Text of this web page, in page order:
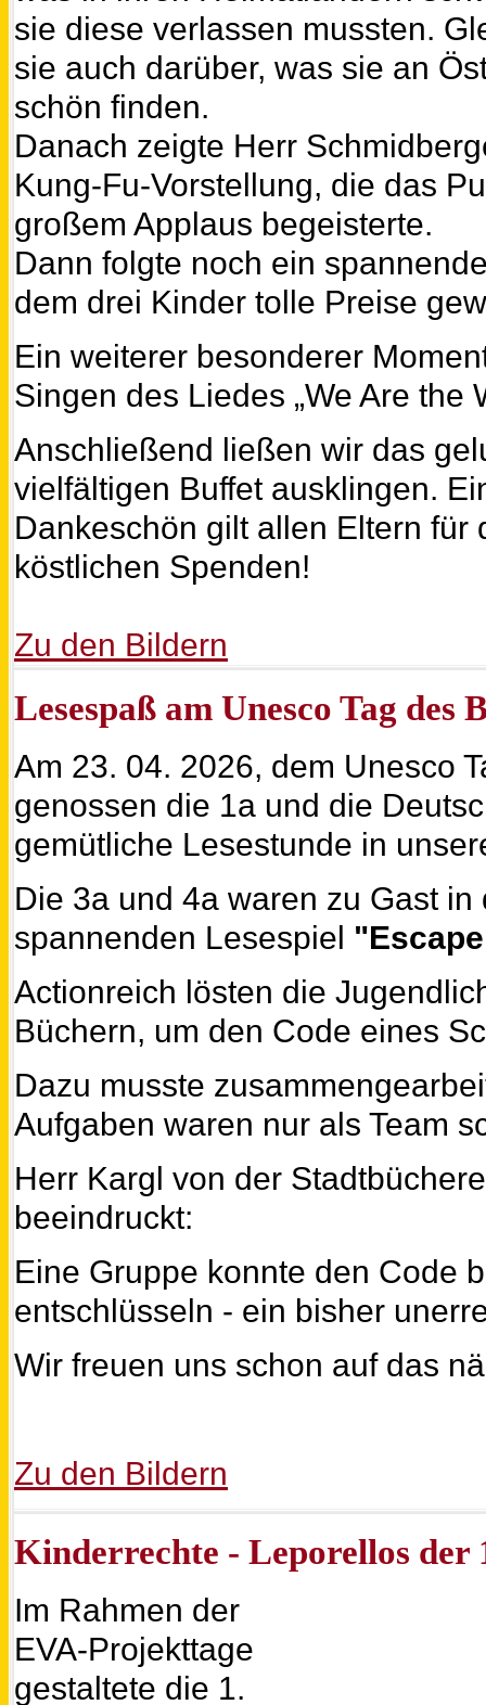
sie diese verlassen mussten.
sie auch darüber, was sie an
schön finden.
Danach zeigte Herr
Kung-Fu-Vorstellung, die das
großem Applaus begeisterte.
Dann folgte noch ein
dem drei Kinder tolle Preise
Ein weiterer besonderer
Singen des Liedes „We Are the
Anschließend ließen wir das
vielfältigen Buffet ausklingen.
Dankeschön gilt allen Eltern für
köstlichen Spenden!
Zu den Bildern
Lesespaß am Unesco Tag des
Am 23. 04. 2026, dem Unesco
genossen die 1a und die
gemütliche Lesestunde in
Die 3a und 4a waren zu Gast
spannenden Lesespiel
Actionreich lösten die
Büchern, um den Code eines
Dazu musste
Aufgaben waren nur als Team
Herr Kargl von der
beeindruckt:
Eine Gruppe konnte den Code
entschlüsseln - ein bisher
Wir freuen uns schon auf das
Zu den Bildern
Kinderrechte - Leporellos der
Im Rahmen der
EVA-Projekttage
gestaltete die 1.